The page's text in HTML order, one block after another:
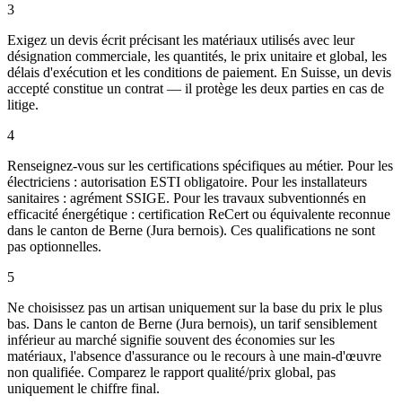
3
Exigez un devis écrit précisant les matériaux utilisés avec leur
désignation commerciale, les quantités, le prix unitaire et global, les
délais d'exécution et les conditions de paiement. En Suisse, un devis
accepté constitue un contrat — il protège les deux parties en cas de
litige.
4
Renseignez-vous sur les certifications spécifiques au métier. Pour les
électriciens : autorisation ESTI obligatoire. Pour les installateurs
sanitaires : agrément SSIGE. Pour les travaux subventionnés en
efficacité énergétique : certification ReCert ou équivalente reconnue
dans le canton de Berne (Jura bernois). Ces qualifications ne sont
pas optionnelles.
5
Ne choisissez pas un artisan uniquement sur la base du prix le plus
bas. Dans le canton de Berne (Jura bernois), un tarif sensiblement
inférieur au marché signifie souvent des économies sur les
matériaux, l'absence d'assurance ou le recours à une main-d'œuvre
non qualifiée. Comparez le rapport qualité/prix global, pas
uniquement le chiffre final.